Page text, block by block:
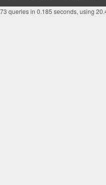
73 queries in 0.185 seconds, using